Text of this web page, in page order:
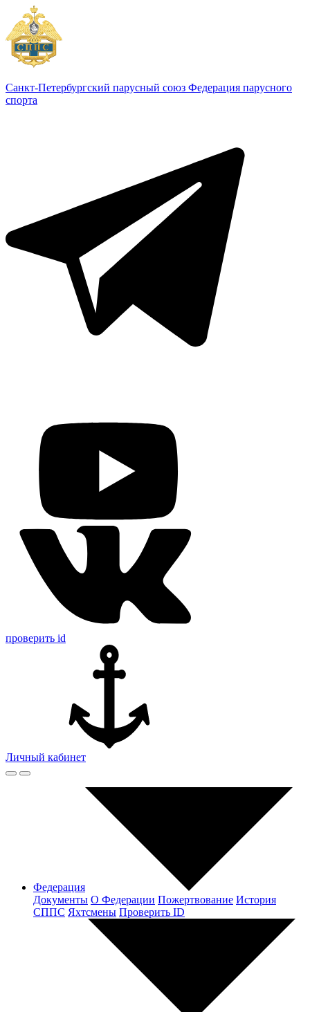
Санкт-Петербургский парусный союз Федерация парусного
спорта
проверить id
Личный кабинет
Федерация
Документы О Федерации Пожертвование История
СППС Яхтсмены Проверить ID